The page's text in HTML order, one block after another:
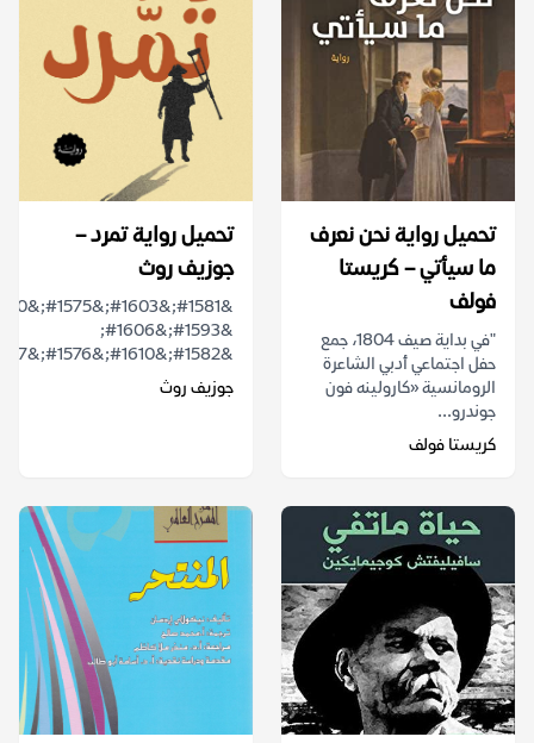
تحميل رواية ‫نحن نعرف
ما سيأتي – كريستا
فولف
"في بداية صيف 1804، جمع
حفل اجتماعي أدبي الشاعرة
الرومانسية «كارولينه فون
جوندرو...
كريستا فولف
تحميل رواية تمرد –
جوزيف روث
&#1593;&#1606;
&#1582;&#1610;&#1576;&#1577;...
جوزيف روث